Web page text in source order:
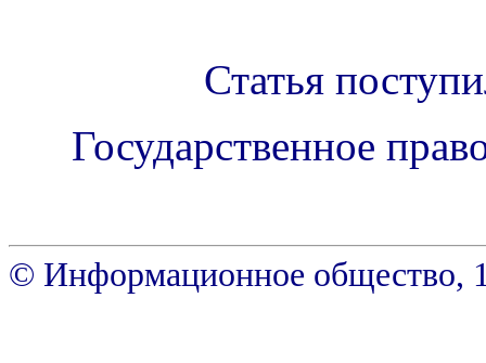
Статья
Государственное
© Информационное общество,